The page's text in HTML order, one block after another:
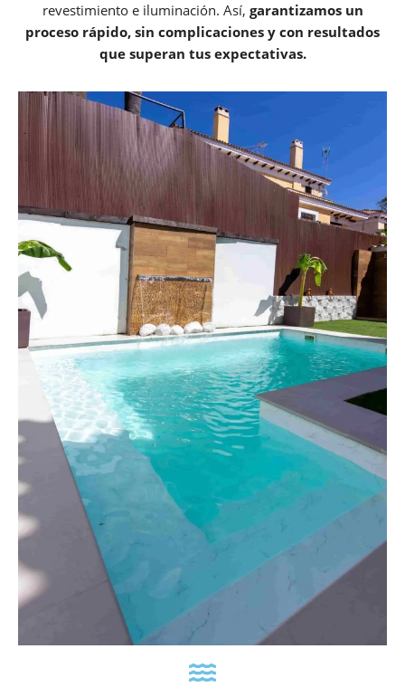
revestimiento e iluminación. Así, garantizamos un
proceso rápido, sin complicaciones y con resultados
que superan tus expectativas.